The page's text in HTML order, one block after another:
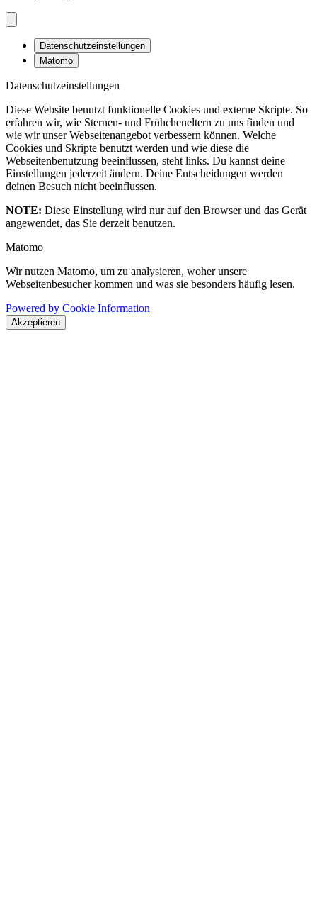
Datenschutzeinstellungen
Matomo
Datenschutzeinstellungen
Diese Website benutzt funktionelle Cookies und externe Skripte. So
erfahren wir, wie Sternen- und Frühcheneltern zu uns finden und
wie wir unser Webseitenangebot verbessern können. Welche
Cookies und Skripte benutzt werden und wie diese die
Webseitenbenutzung beeinflussen, steht links. Du kannst deine
Einstellungen jederzeit ändern. Deine Entscheidungen werden
deinen Besuch nicht beeinflussen.
NOTE: Diese Einstellung wird nur auf den Browser und das Gerät
angewendet, das Sie derzeit benutzen.
Matomo
Wir nutzen Matomo, um zu analysieren, woher unsere
Webseitenbesucher kommen und was sie besonders häufig lesen.
Powered by Cookie Information
Akzeptieren